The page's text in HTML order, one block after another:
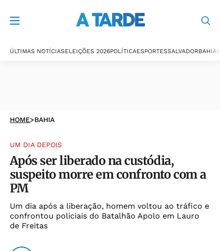
ÚLTIMAS NOTÍCIASELEIÇÕES 2026POLÍTICAESPORTESSALVADORBAHIA
HOME>BAHIA
UM DIA DEPOIS
Após ser liberado na custódia,
suspeito morre em confronto com a
PM
Um dia após a liberação, homem voltou ao tráfico e
confrontou policiais do Batalhão Apolo em Lauro
de Freitas